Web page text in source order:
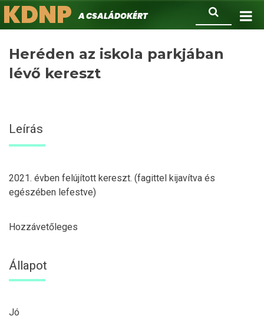
Ugrás
a
Keresés
KDNPA családokért.
Heréden az iskola parkjában
lévő kereszt
Leírás
2021. évben felújított kereszt. (fagittel kijavítva és
egészében lefestve)
Hozzávetőleges
Állapot
Jó